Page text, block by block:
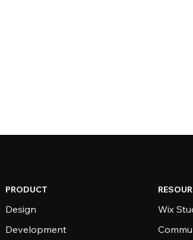
PRODUCT
Design
Development
Wix